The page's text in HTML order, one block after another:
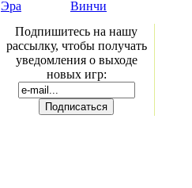
Эра
Винчи
Подпишитесь на нашу
рассылку, чтобы получать
уведомления о выходе
новых игр: